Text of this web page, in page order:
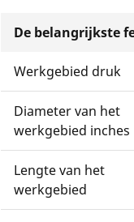
De belangrijkste
Werkgebied druk
Diameter van het
werkgebied inches
Lengte van het
werkgebied